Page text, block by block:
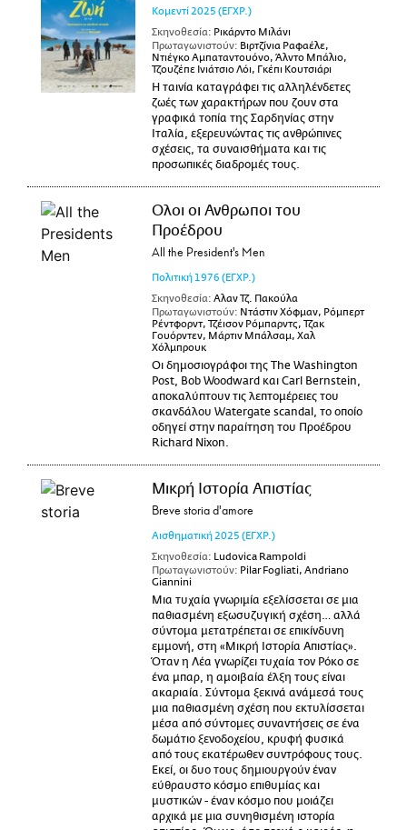
Κομεντί 2025 (ΕΓΧΡ.)
Σκηνοθεσία: Ρικάρντο Μιλάνι
Πρωταγωνιστούν: Βιρτζίνια Ραφαέλε,
Ντιέγκο Αμπαταντουόνο, Άλντο Μπάλιο,
Τζουζέπε Ινιάτσιο Λόι, Γκέπι Κουτσιάρι
Η ταινία καταγράφει τις αλληλένδετες
ζωές των χαρακτήρων που ζουν στα
γραφικά τοπία της Σαρδηνίας στην
Ιταλία, εξερευνώντας τις ανθρώπινες
σχέσεις, τα συναισθήματα και τις
προσωπικές διαδρομές τους.
Ολοι οι Ανθρωποι του
Προέδρου
All the President's Men
Πολιτική1976 (ΕΓΧΡ.)
Σκηνοθεσία: Αλαν Τζ. Πακούλα
Πρωταγωνιστούν: Ντάστιν Χόφμαν, Ρόμπερτ
Ρέντφορντ, Τζέισον Ρόμπαρντς, Τζακ
Γουόρντεν, Μάρτιν Μπάλσαμ, Χαλ
Χόλμπρουκ
Οι δημοσιογράφοι της The Washington
Post, Bob Woodward και Carl Bernstein,
αποκαλύπτουν τις λεπτομέρειες του
σκανδάλου Watergate scandal, το οποίο
οδηγεί στην παραίτηση του Προέδρου
Richard Nixon.
Μικρή Ιστορία Απιστίας
Breve storia d'amore
Αισθηματική 2025 (ΕΓΧΡ.)
Σκηνοθεσία: Ludovica Rampoldi
Πρωταγωνιστούν: Pilar Fogliati, Andriano
Giannini
Μια τυχαία γνωριμία εξελίσσεται σε μια
παθιασμένη εξωσυζυγική σχέση… αλλά
σύντομα μετατρέπεται σε επικίνδυνη
εμμονή, στη «Μικρή Ιστορία Απιστίας».
Όταν η Λέα γνωρίζει τυχαία τον Ρόκο σε
ένα μπαρ, η αμοιβαία έλξη τους είναι
ακαριαία. Σύντομα ξεκινά ανάμεσά τους
μια παθιασμένη σχέση που εκτυλίσσεται
μέσα από σύντομες συναντήσεις σε ένα
δωμάτιο ξενοδοχείου, κρυφή φυσικά
από τους εκατέρωθεν συντρόφους τους.
Εκεί, οι δυο τους δημιουργούν έναν
εύθραυστο κόσμο επιθυμίας και
μυστικών - έναν κόσμο που μοιάζει
αρχικά με μια συνηθισμένη ιστορία